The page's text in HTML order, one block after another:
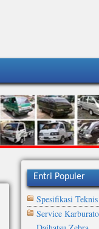
Entri Populer
Spesifikasi
Service